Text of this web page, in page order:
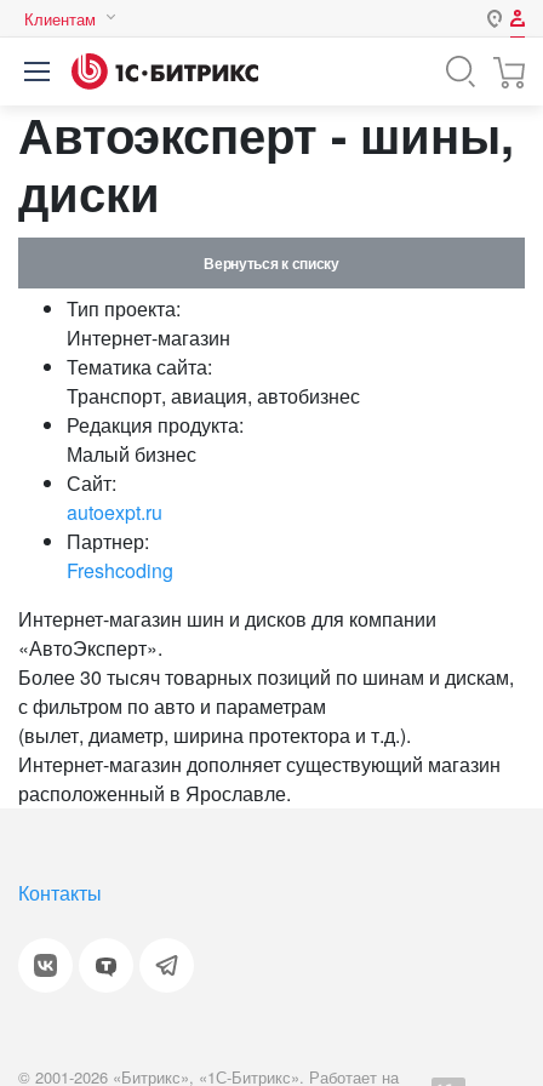
Клиентам
Казахстан
Авторизация
Пароль
Забыли свой пароль?
Автоэксперт - шины,
диски
Вернуться к списку
Тип проекта:
Интернет-магазин
Тематика сайта:
Транспорт, авиация, автобизнес
Редакция продукта:
Малый бизнес
Сайт:
autoexpt.ru
Партнер:
Freshcoding
Интернет-магазин шин и дисков для компании
«АвтоЭксперт».
Более 30 тысяч товарных позиций по шинам и дискам,
с фильтром по авто и параметрам
(вылет, диаметр, ширина протектора и т.д.).
Интернет-магазин дополняет существующий магазин
расположенный в Ярославле.
Контакты
© 2001-2026 «Битрикс», «1С-Битрикс». Работает на